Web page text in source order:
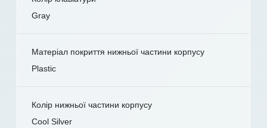
Gray
Матеріал покриття нижньої частини корпусу
Plastic
Колір нижньої частини корпусу
Cool Silver